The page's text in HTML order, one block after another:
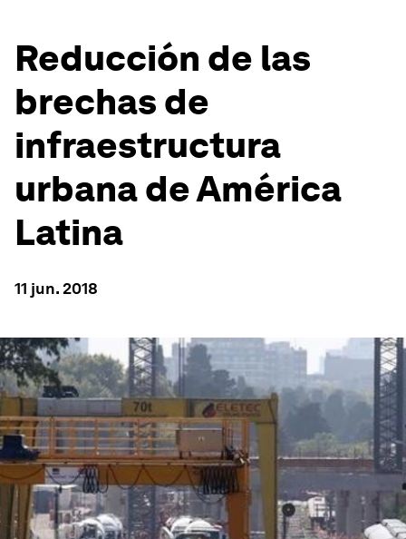
Reducción de las
brechas de
infraestructura
urbana de América
Latina
11 jun. 2018